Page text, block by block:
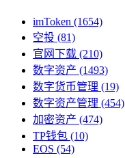
imToken (1654)
空投 (81)
官网下载 (210)
数字资产 (1493)
数字货币管理 (19)
数字资产管理 (454)
加密资产 (474)
TP钱包 (10)
EOS (54)